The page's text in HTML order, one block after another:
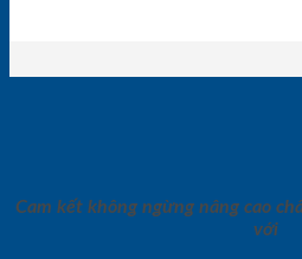
Cam kết không ngừng nâng cao
với